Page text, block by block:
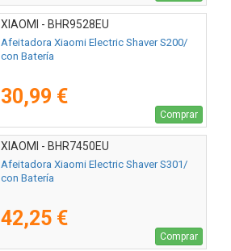
XIAOMI - BHR9528EU
Afeitadora Xiaomi Electric Shaver S200/
con Batería
30,99 €
Comprar
XIAOMI - BHR7450EU
Afeitadora Xiaomi Electric Shaver S301/
con Batería
42,25 €
Comprar